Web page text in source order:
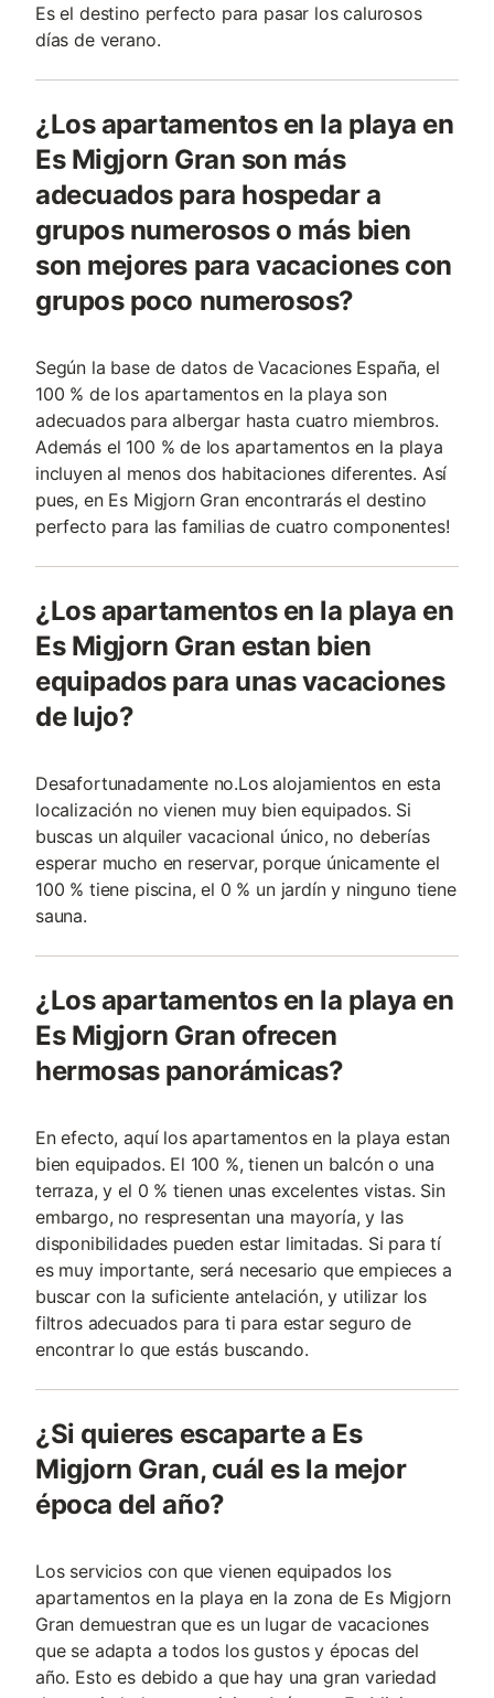
Es el destino perfecto para pasar los calurosos
días de verano.
¿Los apartamentos en la playa en
Es Migjorn Gran son más
adecuados para hospedar a
grupos numerosos o más bien
son mejores para vacaciones con
grupos poco numerosos?
Según la base de datos de Vacaciones España, el
100 % de los apartamentos en la playa son
adecuados para albergar hasta cuatro miembros.
Además el 100 % de los apartamentos en la playa
incluyen al menos dos habitaciones diferentes. Así
pues, en Es Migjorn Gran encontrarás el destino
perfecto para las familias de cuatro componentes!
¿Los apartamentos en la playa en
Es Migjorn Gran estan bien
equipados para unas vacaciones
de lujo?
Desafortunadamente no.Los alojamientos en esta
localización no vienen muy bien equipados. Si
buscas un alquiler vacacional único, no deberías
esperar mucho en reservar, porque únicamente el
100 % tiene piscina, el 0 % un jardín y ninguno tiene
sauna.
¿Los apartamentos en la playa en
Es Migjorn Gran ofrecen
hermosas panorámicas?
En efecto, aquí los apartamentos en la playa estan
bien equipados. El 100 %, tienen un balcón o una
terraza, y el 0 % tienen unas excelentes vistas. Sin
embargo, no respresentan una mayoría, y las
disponibilidades pueden estar limitadas. Si para tí
es muy importante, será necesario que empieces a
buscar con la suficiente antelación, y utilizar los
filtros adecuados para ti para estar seguro de
encontrar lo que estás buscando.
¿Si quieres escaparte a Es
Migjorn Gran, cuál es la mejor
época del año?
Los servicios con que vienen equipados los
apartamentos en la playa en la zona de Es Migjorn
Gran demuestran que es un lugar de vacaciones
que se adapta a todos los gustos y épocas del
año. Esto es debido a que hay una gran variedad